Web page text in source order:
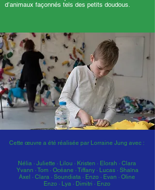
d’animaux façonnés tels des petits doudous.
Cette œuvre a été réalisée par Lorraine Jung avec :
Nélia · Juliette · Lilou · Kristen · Elorah · Clara
Yvann · Tom · Océane · Tiffany · Lucas · Shaïna
Axel · Clara · Soundiata · Enzo · Evan · Oline
Enzo · Lya · Dimitri · Enzo